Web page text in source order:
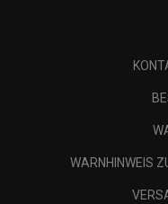
WARNHINWEIS